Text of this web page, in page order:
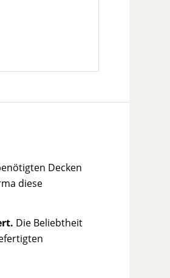
Decken
diese
Die Beliebtheit